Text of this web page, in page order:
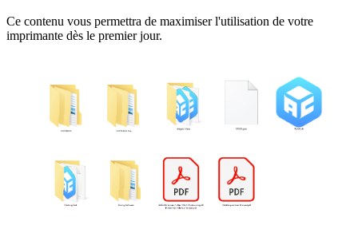
Ce contenu vous permettra de maximiser l'utilisation de votre
imprimante dès le premier jour.